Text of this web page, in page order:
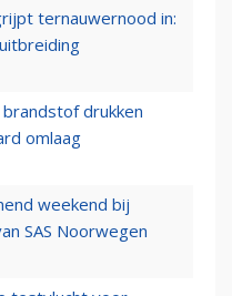
ternauwernood in:
drukken
omlaag
weekend bij
SAS Noorwegen